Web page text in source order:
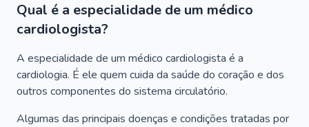
Qual é a especialidade de um médico
cardiologista?
A especialidade de um médico cardiologista é a
cardiologia. É ele quem cuida da saúde do coração e dos
outros componentes do sistema circulatório.
Algumas das principais doenças e condições tratadas por